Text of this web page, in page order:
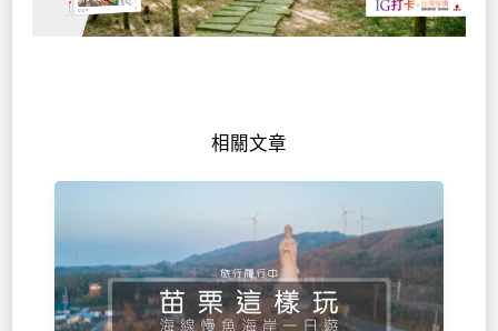
相關文章